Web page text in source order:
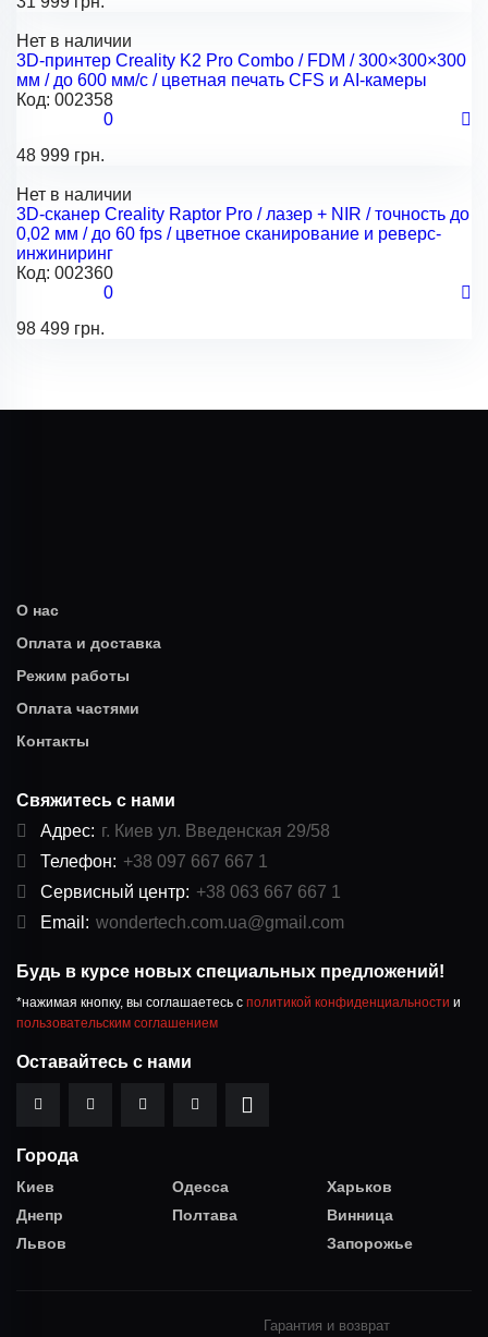
Нет в наличии
3D-принтер Creality K2 Pro Combo / FDM / 300×300×300
мм / до 600 мм/с / цветная печать CFS и AI-камеры
Код: 002358
0
48 999 грн.
Нет в наличии
3D-сканер Creality Raptor Pro / лазер + NIR / точность до
0,02 мм / до 60 fps / цветное сканирование и реверс-
инжиниринг
Код: 002360
0
98 499 грн.
О нас
Оплата и доставка
Режим работы
Оплата частями
Контакты
Свяжитесь с нами
Адрес: г. Киев ул. Введенская 29/58
Телефон: +38 097 667 667 1
Сервисный центр: +38 063 667 667 1
Email: wondertech.com.ua@gmail.com
Будь в курсе новых специальных предложений!
*нажимая кнопку, вы соглашаетесь с политикой конфиденциальности и
пользовательским соглашением
Оставайтесь с нами
Города
Киев Одесса
Харьков
Днепр
Полтава
Винница
Львов
Запорожье
Гарантия и возврат